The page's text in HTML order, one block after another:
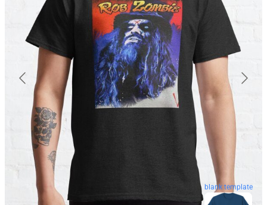
blank template